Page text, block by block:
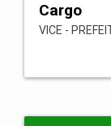
Cargo
VICE -